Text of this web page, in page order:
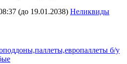
(до 19.01.2038) Неликвиды
б/у